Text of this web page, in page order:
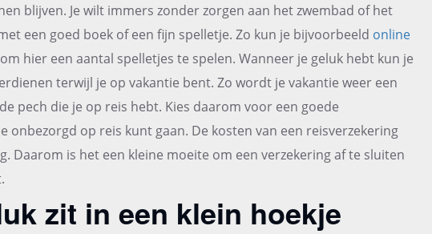
blijven. Je wilt immers zonder zorgen aan het zwembad of het
een goed boek of een fijn spelletje. Zo kun je bijvoorbeeld online
hier een aantal spelletjes te spelen. Wanneer je geluk hebt kun je
terwijl je op vakantie bent. Zo wordt je vakantie weer een
pech die je op reis hebt. Kies daarom voor een goede
onbezorgd op reis kunt gaan. De kosten van een reisverzekering
Daarom is het een kleine moeite om een verzekering af te sluiten
zit in een klein hoekje